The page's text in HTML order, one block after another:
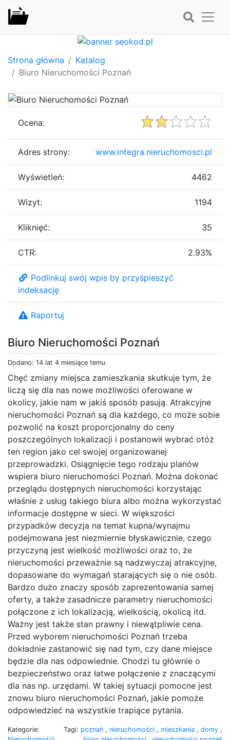
Strona główna
Katalog
Biuro Nieruchomości Poznań
Biuro Nieruchomości Poznań
Dodano: 14 lat 4 miesiące temu
Chęć zmiany miejsca zamieszkania skutkuje tym, że
liczą się dla nas nowe możliwości oferowane w
okolicy, jakie nam w jakiś sposób pasują. Atrakcyjne
nieruchomości Poznań są dla każdego, co może sobie
pozwolić na koszt proporcjonalny do ceny
poszczególnych lokalizacji i postanowił wybrać otóż
ten region jako cel swojej organizowanej
przeprowadzki. Osiągnięcie tego rodzaju planów
wspiera biuro nieruchomości Poznań. Można dokonać
przeglądu dostępnych nieruchomości korzystając
właśnie z usług takiego biura albo można wykorzystać
informacje dostępne w sieci. W większości
przypadków decyzja na temat kupna/wynajmu
podejmowana jest niezmiernie błyskawicznie, czego
przyczyną jest wielkość możliwości oraz to, że
nieruchomości przeważnie są nadzwyczaj atrakcyjne,
dopasowane do wymagań starających się o nie osób.
Bardzo dużo znaczy sposób zaprezentowania samej
oferty, a także zasadnicze parametry nieruchomości
połączone z ich lokalizacją, wielkością, okolicą itd.
Ważny jest także stan prawny i niewątpliwie cena.
Przed wyborem nieruchomości Poznań trzeba
dokładnie zastanowić się nad tym, czy dane miejsce
będzie dla nas odpowiednie. Chodzi tu głównie o
bezpieczeństwo oraz łatwe połączenie z znaczącymi
dla nas np. urzędami. W takiej sytuacji pomocne jest
znowu biuro nieruchomości Poznań, jakie pomoże
odpowiedzieć na wszystkie trapiące pytania.
Kategorie:
Tagi: poznań , nieruchomości , mieszkania , domy ,
Ocena:
Adres strony: www.integra.nieruchomosci.pl
Wyświetleń: 4462
Wizyt: 1194
Kliknięć: 35
CTR: 2.93%
Podlinkuj swój wpis by przyśpieszyć
indeksację
Raportuj